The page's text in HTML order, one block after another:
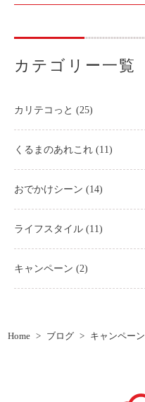
カテゴリー一覧
カリテコっと (25)
くるまのあれこれ (11)
おでかけシーン (14)
ライフスタイル (11)
キャンペーン (2)
Home ブログ キャンペーン